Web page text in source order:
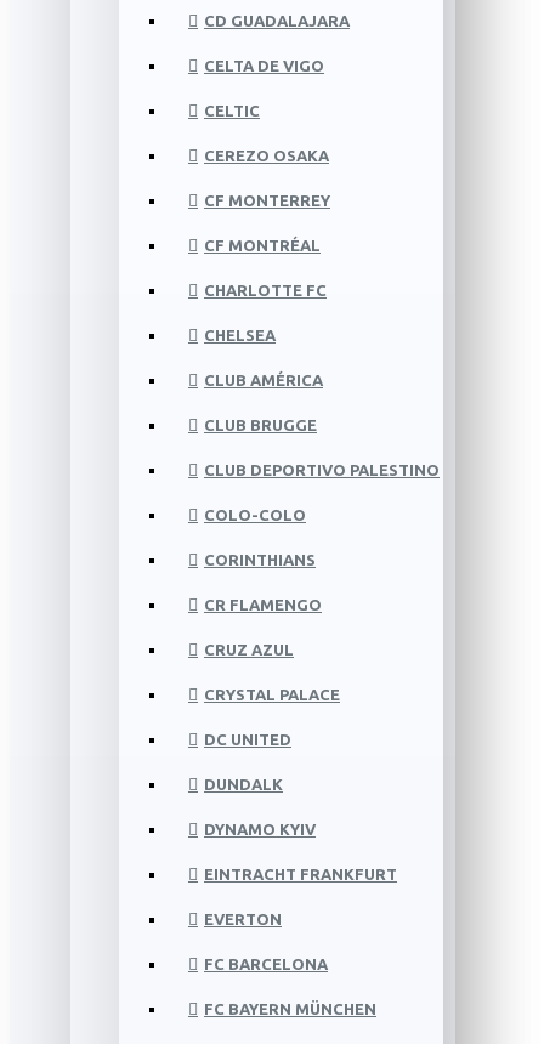
CD GUADALAJARA
CELTA DE VIGO
CELTIC
CEREZO OSAKA
CF MONTERREY
CF MONTRÉAL
CHARLOTTE FC
CHELSEA
CLUB AMÉRICA
CLUB BRUGGE
CLUB DEPORTIVO PALESTINO
COLO-COLO
CORINTHIANS
CR FLAMENGO
CRUZ AZUL
CRYSTAL PALACE
DC UNITED
DUNDALK
DYNAMO KYIV
EINTRACHT FRANKFURT
EVERTON
FC BARCELONA
FC BAYERN MÜNCHEN